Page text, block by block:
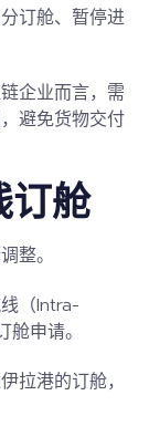
订舱、暂停进
企业而言，需
避免货物交付
订舱
整。
（Intra-
申请。
拉港的订舱，